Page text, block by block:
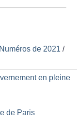
Numéros de 2021 /
en pleine
de Paris